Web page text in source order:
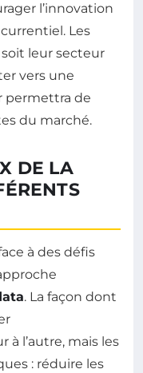
l’innovation
Les
leur secteur
vers une
permettra de
du marché.
DE LA
à des défis
. La façon dont
à l’autre, mais les
: réduire les